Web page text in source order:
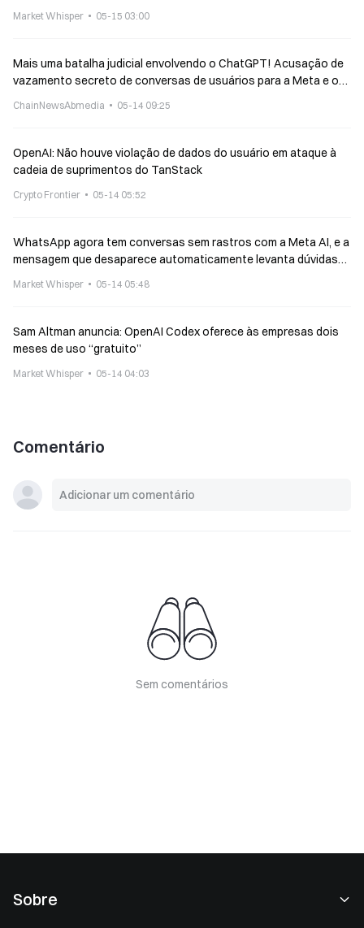
Market Whisper 05-15 03:00
Mais uma batalha judicial envolvendo o ChatGPT! Acusação de
vazamento secreto de conversas de usuários para a Meta e o
ChainNewsAbmedia 05-14 09:25
OpenAI: Não houve violação de dados do usuário em ataque à
cadeia de suprimentos do TanStack
Crypto Frontier 05-14 05:52
WhatsApp agora tem conversas sem rastros com a Meta AI, e a
mensagem que desaparece automaticamente levanta dúvidas
Market Whisper 05-14 05:48
Sam Altman anuncia: OpenAI Codex oferece às empresas dois
meses de uso “gratuito”
Market Whisper 05-14 04:03
Comentário
Sem comentários
Sobre